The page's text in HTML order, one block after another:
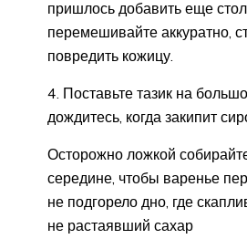
пришлось добавить еще
перемешивайте аккуратно,
повредить кожицу.
4. Поставьте тазик на
дождитесь, когда закипит
Осторожно ложкой
середине, чтобы варенье
не подгорело дно, где
не растаявший сахар